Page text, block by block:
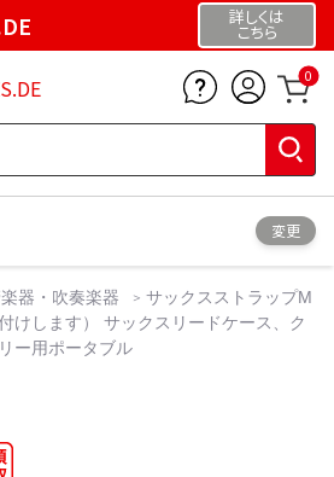
詳しくは
こちら
0
変更
器・吹奏楽器
サックスストラップM
けします） サックスリードケース、ク
ー用ポータブル